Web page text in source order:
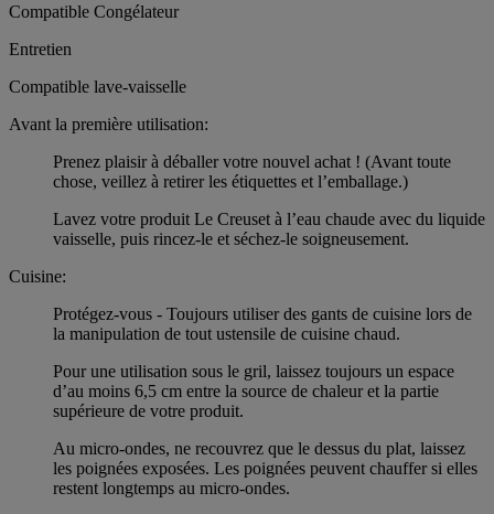
Compatible Congélateur
Entretien
Compatible lave-vaisselle
Avant la première utilisation:
Prenez plaisir à déballer votre nouvel achat ! (Avant toute
chose, veillez à retirer les étiquettes et l’emballage.)
Lavez votre produit Le Creuset à l’eau chaude avec du liquide
vaisselle, puis rincez-le et séchez-le soigneusement.
Cuisine:
Protégez-vous - Toujours utiliser des gants de cuisine lors de
la manipulation de tout ustensile de cuisine chaud.
Pour une utilisation sous le gril, laissez toujours un espace
d’au moins 6,5 cm entre la source de chaleur et la partie
supérieure de votre produit.
Au micro-ondes, ne recouvrez que le dessus du plat, laissez
les poignées exposées. Les poignées peuvent chauffer si elles
restent longtemps au micro-ondes.